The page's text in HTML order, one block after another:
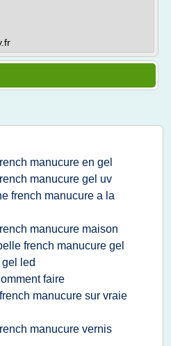
manucure en gel
manucure gel uv
french manucure a la
manucure maison
french manucure gel
led
faire
manucure sur vraie
manucure vernis